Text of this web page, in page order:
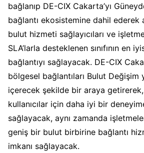
bağlanıp DE-CIX Cakarta’yı
bağlantı ekosistemine dahil ederek
bulut hizmeti sağlayıcıları ve
SLA’larla desteklenen sınıfının en
bağlantıyı sağlayacak. DE-CIX
bölgesel bağlantıları Bulut Değişim
içerecek şekilde bir araya
kullanıcılar için daha iyi bir
sağlayacak, aynı zamanda
geniş bir bulut birbirine bağlantı
imkanı sağlayacak.